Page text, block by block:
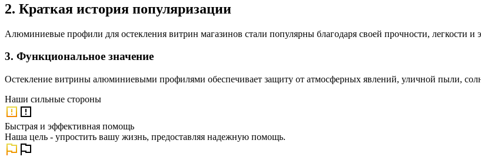
2. Краткая история популяризации
Алюминиевые профили для остекления витрин магазинов стали популярны благодаря своей прочности, легкости и
3. Функциональное значение
Остекление витрины алюминиевыми профилями обеспечивает защиту от атмосферных явлений, уличной пыли,
Наши сильные стороны
Быстрая и эффективная помощь
Наша цель - упростить вашу жизнь, предоставляя надежную помощь.